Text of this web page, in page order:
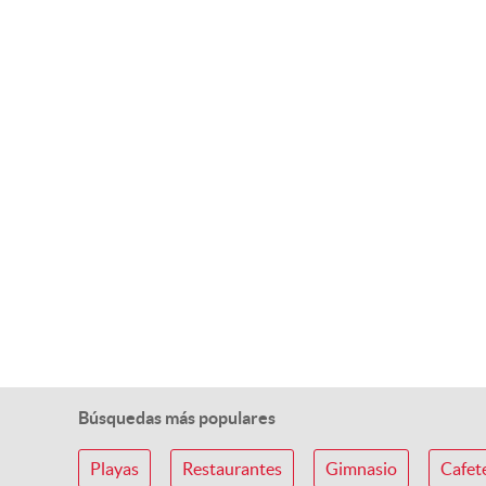
Búsquedas más populares
Playas Restaurantes Gimnasio